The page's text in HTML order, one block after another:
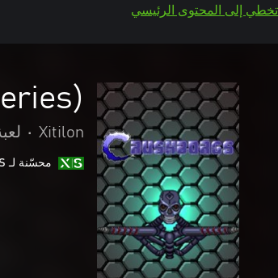
تخطي إلى المحتوى الرئيسي
Xitilon
•
محسّنة لـ Xbox Series X|S